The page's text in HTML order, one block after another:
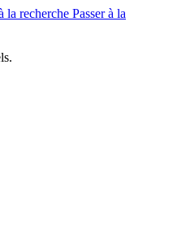
la recherche Passer à la